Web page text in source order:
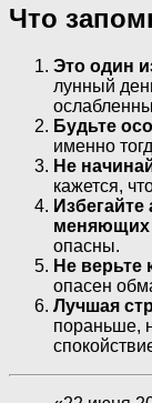
Что
Это один
лунный
Будьте
именно
Не
кажется,
меняющих
опасны.
Не
опасен
Лучшая
пораньше,